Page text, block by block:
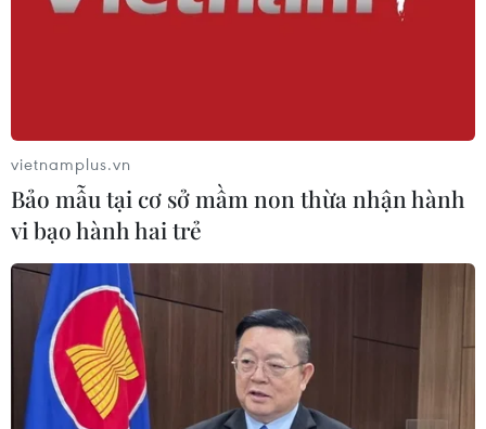
vietnamplus.vn
Bảo mẫu tại cơ sở mầm non thừa nhận hành
vi bạo hành hai trẻ